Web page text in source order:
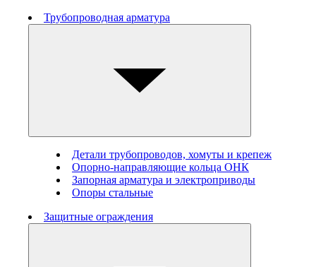
Трубопроводная арматура
Детали трубопроводов, хомуты и крепеж
Опорно-направляющие кольца ОНК
Запорная арматура и электроприводы
Опоры стальные
Защитные ограждения